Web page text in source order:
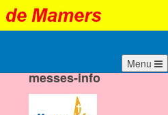
Menu
messes-info